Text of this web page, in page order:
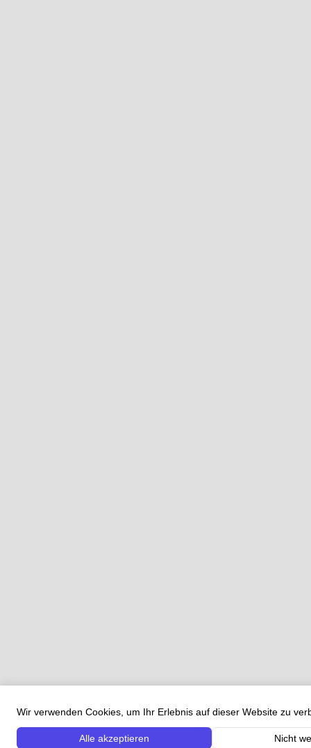
Wir verwenden Cookies, um Ihr Erlebnis auf dieser Website zu
Alle akzeptieren Nicht